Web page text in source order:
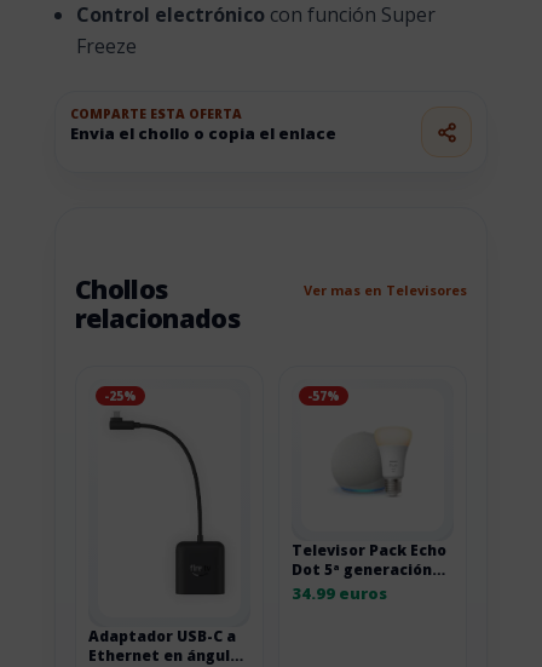
Control electrónico con función Super
Freeze
COMPARTE ESTA OFERTA
Envia el chollo o copia el enlace
Chollos
relacionados
Ver mas en Televisores
-25%
Adaptador USB-C a
Ethernet en ángulo
-57%
Televisor Pack Echo
Dot 5ª generación
con bombilla Philips
34.99 euros